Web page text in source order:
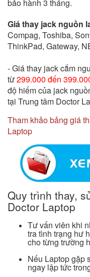
bảo hành 3 tháng.
Giá thay jack nguồn
Compag, Toshiba,
ThinkPad, Gateway,
- Giáthay jack cắm
từ299.000 đến
độ hiếm của jack
tại Trung tâm Doctor
Tham khảo bảng giá
Laptop
Quy trình thay,
Doctor Laptop
Tư vấn viên khi
tra tình trạng hư
cho từng trường
Nếu Laptop gặp
ngay lập tức